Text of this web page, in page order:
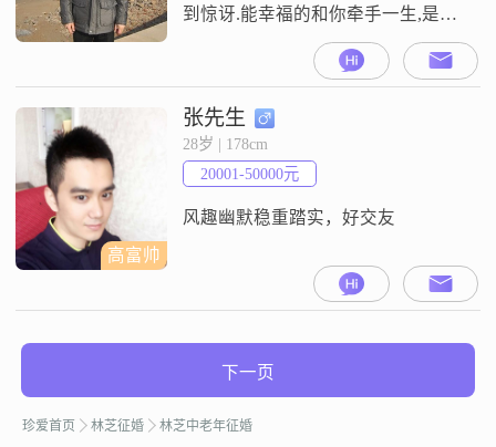
到惊讶.能幸福的和你牵手一生,是我
高富帅
张先生
28岁 | 178cm
20001-50000元
风趣幽默稳重踏实，好交友
下一页
珍爱首页 林芝征婚 林芝中老年征婚